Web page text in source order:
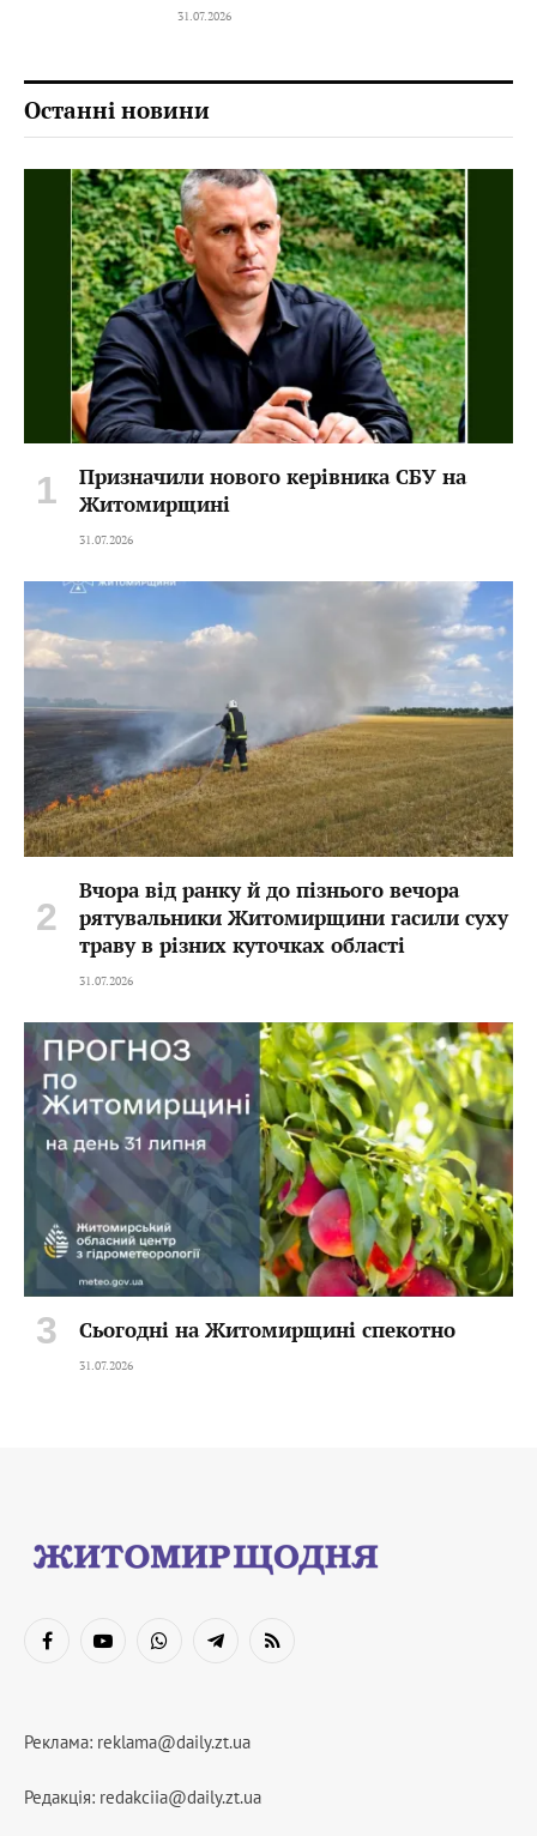
31.07.2026
Останні новини
Призначили нового керівника СБУ на
Житомирщині
31.07.2026
Вчора від ранку й до пізнього вечора
рятувальники Житомирщини гасили суху
траву в різних куточках області
31.07.2026
Сьогодні на Житомирщині спекотно
31.07.2026
FacebookYouTubeWhatsAppTelegramRSS
Реклама: reklama@daily.zt.ua
Редакція: redakciia@daily.zt.ua